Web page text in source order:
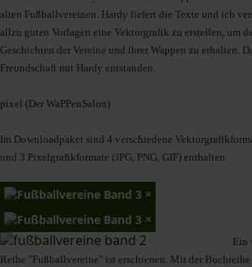
alten Fußballvereinen. Hardy liefert die Texte und ich
allzu guten Vorlagen eine Vektorgrafik zu erstellen, um
Geschichten der Vereine und ihrer Wappen zu erhalten.
Freundschaft mit Hardy entstanden.
pixel (Der WaPPenSalon)
Im Downloadpaket sind 4 verschiedene
und 3 Pixelgrafikformate (JPG, PNG, GIF) enthalten.
×
×
Ein
Reihe "Fußballvereine" ist erschienen. Mit der